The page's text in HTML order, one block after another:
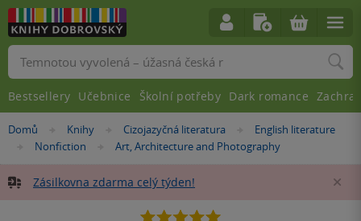
Nacházíte
Domů »Knihy »Cizojazyčná literatura »English literature
»
Nonfiction »Art, Architecture and Photography
Zásilkovna zdarma celý týden!
5.0
Vyhledávání
Bestsellery Učebnice Školní potřeby Dark romance